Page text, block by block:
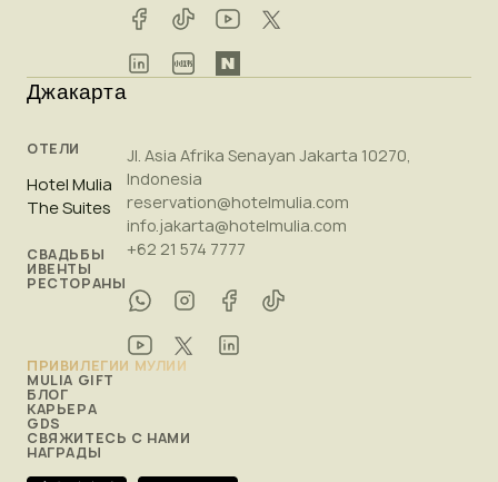
Джакарта
ОТЕЛИ
Hotel Mulia
The Suites
СВАДЬБЫ
ИВЕНТЫ
РЕСТОРАНЫ
Jl. Asia Afrika Senayan Jakarta 10270,
Indonesia
reservation@hotelmulia.com
info.jakarta@hotelmulia.com
+62 21 574 7777
ПРИВИЛЕГИИ МУЛИИ
MULIA GIFT
БЛОГ
КАРЬЕРА
GDS
СВЯЖИТЕСЬ С НАМИ
НАГРАДЫ